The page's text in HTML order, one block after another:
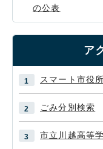
の公表
ア
スマート市役所
ごみ分別検索
市立川越高等